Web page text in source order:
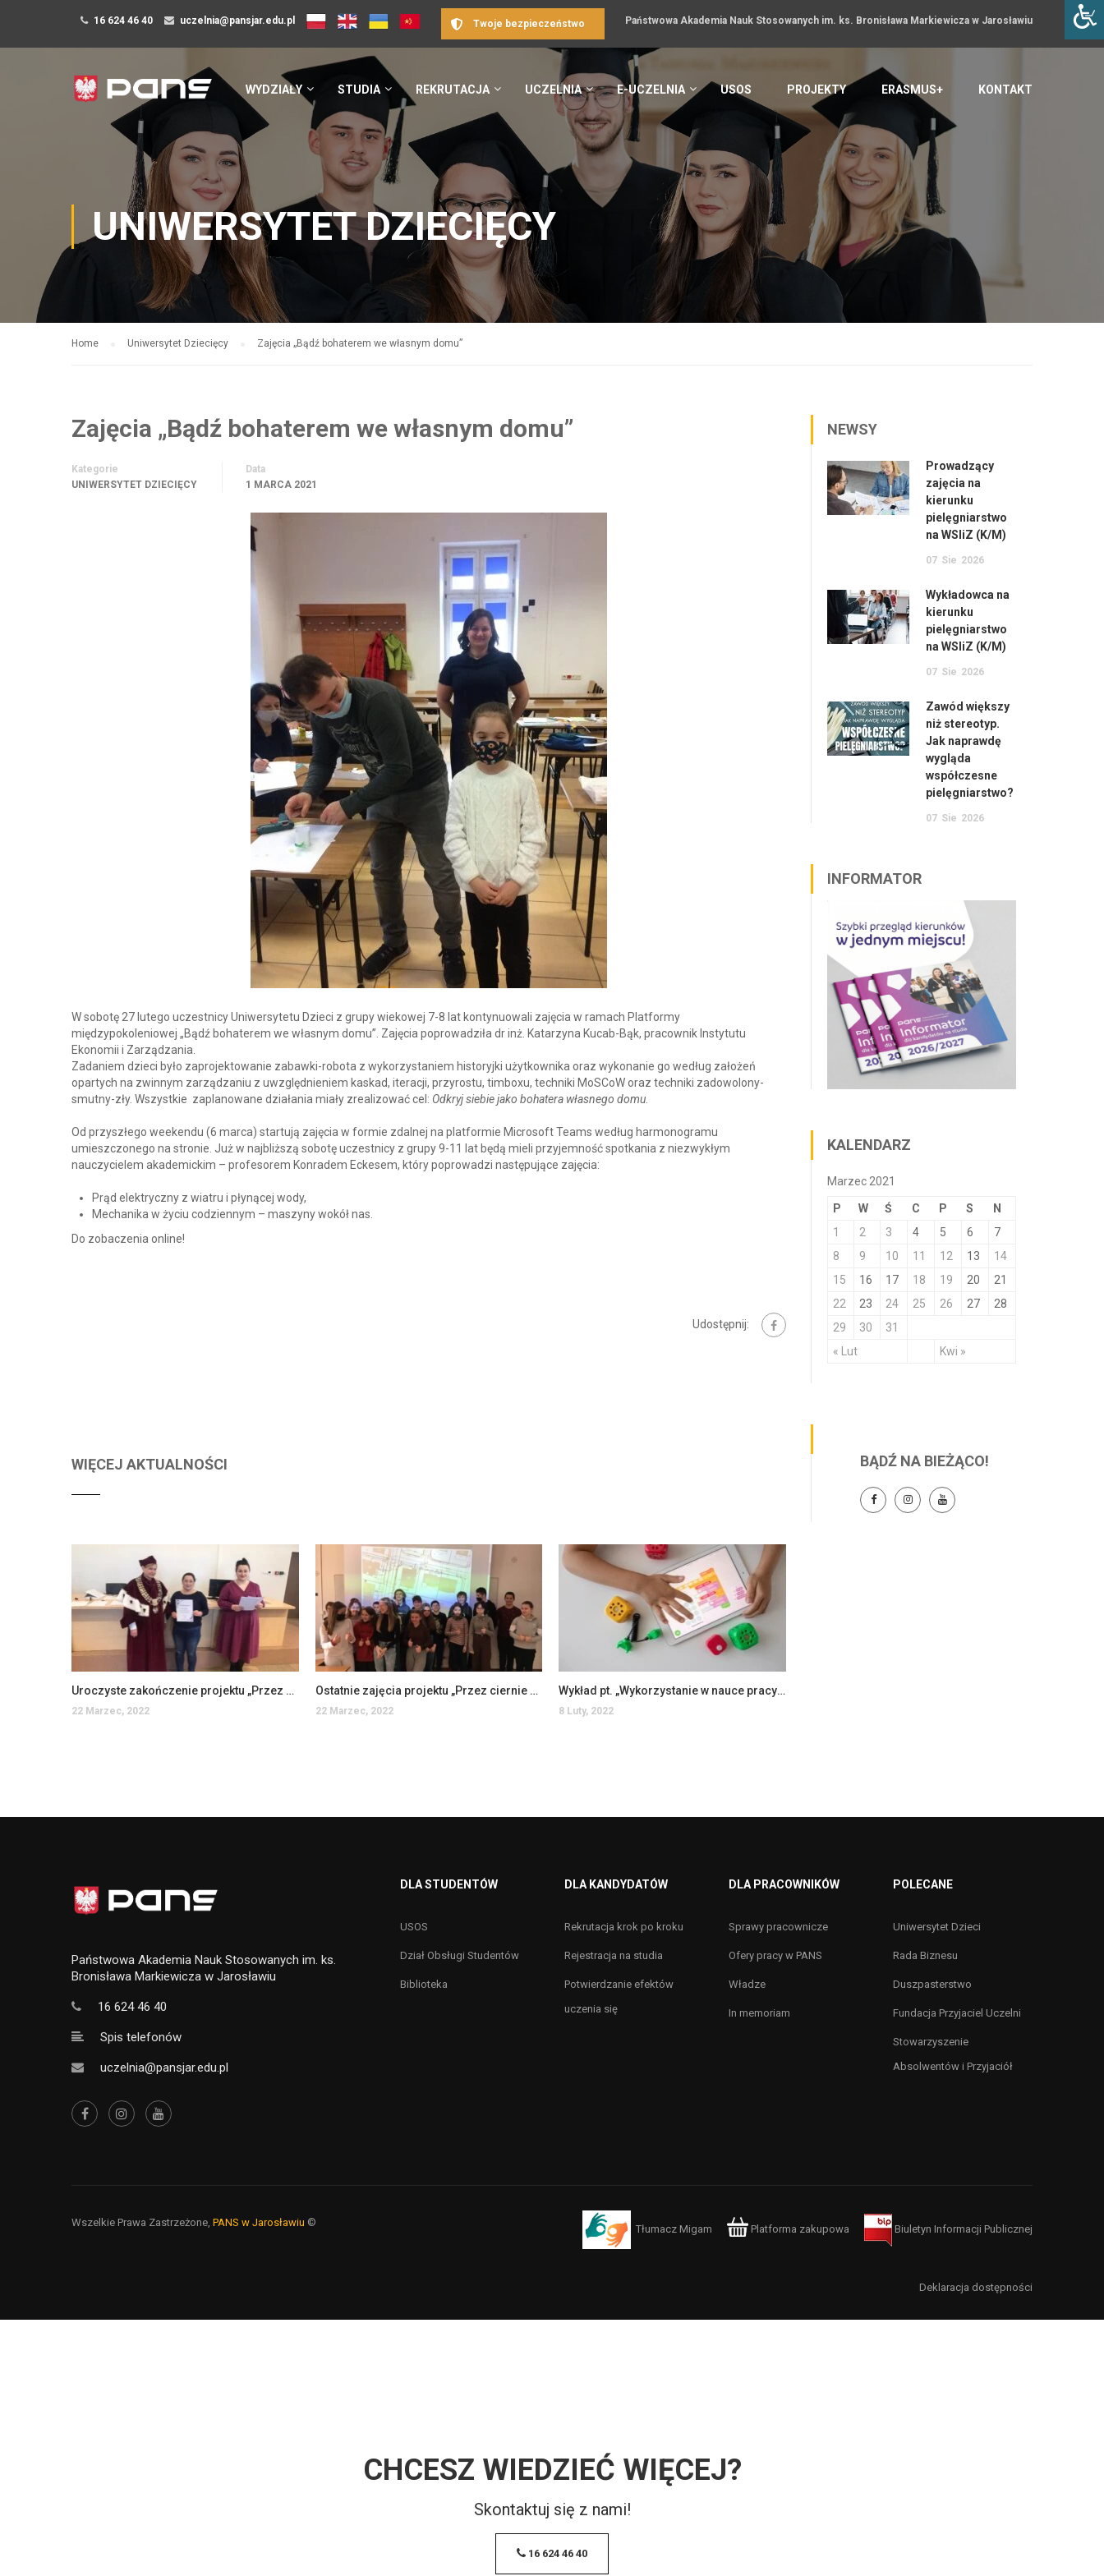
16 624 46 40 uczelnia@pansjar.edu.pl Państwowa Akademia Nauk Stosowanych im. ks. Bronisława Markiewicza w Jarosławiu
Twoje bezpieczeństwo
WYDZIAŁY STUDIA REKRUTACJA UCZELNIA E-UCZELNIA USOS PROJEKTY ERASMUS+ KONTAKT
UNIWERSYTET DZIECIĘCY
Home Uniwersytet Dziecięcy Zajęcia „Bądź bohaterem we własnym domu”
Zajęcia „Bądź bohaterem we własnym domu”
Kategorie
UNIWERSYTET DZIECIĘCY
Data
1 MARCA 2021
W sobotę 27 lutego uczestnicy Uniwersytetu Dzieci z grupy wiekowej 7-8 lat kontynuowali zajęcia w ramach Platformy
międzypokoleniowej „Bądź bohaterem we własnym domu”. Zajęcia poprowadziła dr inż. Katarzyna Kucab-Bąk, pracownik Instytutu
Ekonomii i Zarządzania.
Zadaniem dzieci było zaprojektowanie zabawki-robota z wykorzystaniem historyjki użytkownika oraz wykonanie go według założeń
opartych na zwinnym zarządzaniu z uwzględnieniem kaskad, iteracji, przyrostu, timboxu, techniki MoSCoW oraz techniki zadowolony-
smutny-zły. Wszystkie zaplanowane działania miały zrealizować cel: Odkryj siebie jako bohatera własnego domu
Od przyszłego weekendu (6 marca) startują zajęcia w formie zdalnej na platformie Microsoft Teams według harmonogramu
umieszczonego na stronie. Już w najbliższą sobotę uczestnicy z grupy 9-11 lat będą mieli przyjemność spotkania z niezwykłym
nauczycielem akademickim – profesorem Konradem Eckesem, który poprowadzi następujące zajęcia:
Prąd elektryczny z wiatru i płynącej wody,
Mechanika w życiu codziennym – maszyny wokół nas.
Do zobaczenia online!
Udostępnij:
WIĘCEJ AKTUALNOŚCI
Uroczyste zakończenie projektu „Przez ciernie do gwiazd”
22 Marzec, 2022
Ostatnie zajęcia projektu „Przez ciernie do gwiazd”
22 Marzec, 2022
Wykład pt. „Wykorzystanie w nauce pracy na mapie – wyznaczanie odległości” oraz zajęcia z przedmiotu”Genetyka”
8 Luty, 2022
NEWSY
Prowadzący
zajęcia na
kierunku
pielęgniarstwo
na WSIiZ (K/M)
07 Sie 2026
Wykładowca na
kierunku
pielęgniarstwo
na WSIiZ (K/M)
07 Sie 2026
Zawód większy
niż stereotyp.
Jak naprawdę
wygląda
współczesne
pielęgniarstwo?
07 Sie 2026
INFORMATOR
KALENDARZ
Marzec 2021
P W Ś C P S N
« Lut Kwi »
1 2 3 4 5 6
7
8
9 10 11 12 13
14
15
16 17 18 19 20
21
22
23 24 25 26 27
28
29
30 31
BĄDŹ NA BIEŻĄCO!
Państwowa Akademia Nauk Stosowanych im. ks.
Bronisława Markiewicza w Jarosławiu
16 624 46 40
Spis telefonów
uczelnia@pansjar.edu.pl
DLA STUDENTÓW
USOS
Dział Obsługi Studentów
Biblioteka
DLA KANDYDATÓW
Rekrutacja krok po kroku
Rejestracja na studia
Potwierdzanie efektów
uczenia się
DLA PRACOWNIKÓW
Sprawy pracownicze
Ofery pracy w PANS
Władze
In memoriam
POLECANE
Uniwersytet Dzieci
Rada Biznesu
Duszpasterstwo
Fundacja Przyjaciel Uczelni
Stowarzyszenie
Absolwentów i Przyjaciół
Wszelkie Prawa Zastrzeżone, PANS w Jarosławiu ©
Tłumacz Migam Platforma zakupowa Biuletyn Informacji Publicznej
Deklaracja dostępności
CHCESZ WIEDZIEĆ WIĘCEJ?
Skontaktuj się z nami!
16 624 46 40